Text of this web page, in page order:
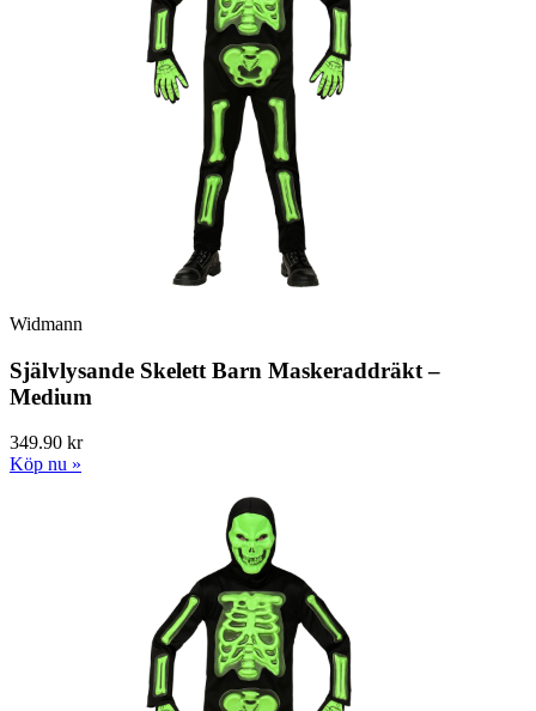
Widmann
Självlysande Skelett Barn Maskeraddräkt –
Medium
349.90 kr
Köp nu »